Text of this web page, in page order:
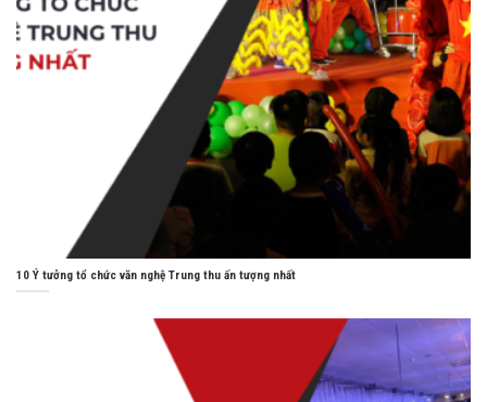
10 Ý tưởng tổ chức văn nghệ Trung thu ấn tượng nhất